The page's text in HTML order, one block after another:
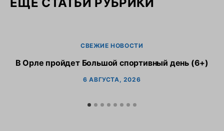
СВЕЖИЕ НОВОСТИ
В Орле пройдет Большой спортивный день (6+)
6 АВГУСТА, 2026